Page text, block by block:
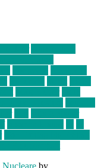
Nucleare by